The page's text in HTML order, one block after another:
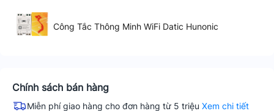
Công Tắc Thông Minh WiFi Datic Hunonic
Chính sách bán hàng
Miễn phí giao hàng cho đơn hàng từ 5 triệu Xem chi tiết